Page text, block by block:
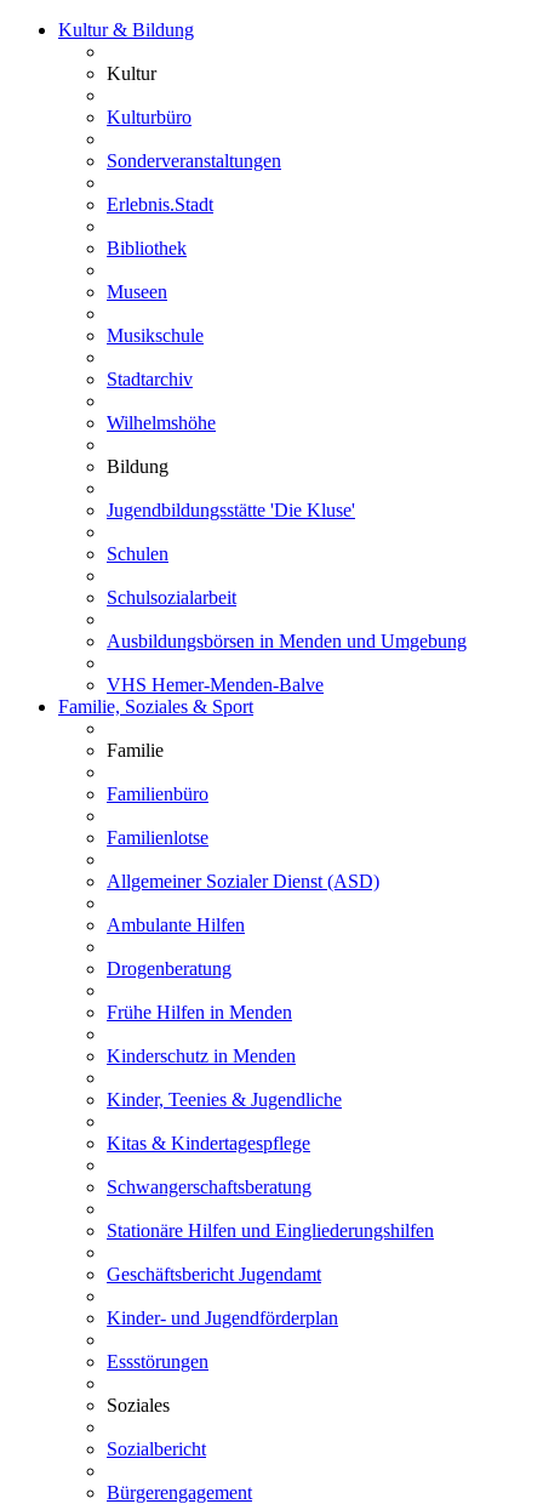
Kultur & Bildung
Kultur
Kulturbüro
Sonderveranstaltungen
Erlebnis.Stadt
Bibliothek
Museen
Musikschule
Stadtarchiv
Wilhelmshöhe
Bildung
Jugendbildungsstätte 'Die Kluse'
Schulen
Schulsozialarbeit
Ausbildungsbörsen in Menden und Umgebung
VHS Hemer-Menden-Balve
Familie, Soziales & Sport
Familie
Familienbüro
Familienlotse
Allgemeiner Sozialer Dienst (ASD)
Ambulante Hilfen
Drogenberatung
Frühe Hilfen in Menden
Kinderschutz in Menden
Kinder, Teenies & Jugendliche
Kitas & Kindertagespflege
Schwangerschaftsberatung
Stationäre Hilfen und Eingliederungshilfen
Geschäftsbericht Jugendamt
Kinder- und Jugendförderplan
Essstörungen
Soziales
Sozialbericht
Bürgerengagement